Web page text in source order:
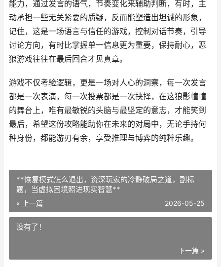
能力，通过发言的语气，节奏变化来辅助判断，有时，主
动承担一些无关紧要的质疑，反而能塑造出坦诚的形象，
记住，这是一场语言与信任的游戏，控制对话节奏，引导
讨论方向，有时比掌握单一信息更为重要，保持耐心，恶
狼游戏往往在最后回合才见真章。
游戏不仅考验逻辑，更是一场对人心的洞察，每一次发言
都是一次表演，每一次投票都是一次抉择，在这狼影幢幢
的舞台上，唯有最敏锐的头脑与最坚定的意志，才能笑到
最后，希望这份攻略能助你在未来的对局中，无论手持何
种身份，都能游刃有余，享受推理与博弈的纯粹乐趣。
**恢复模式怎么退出，资深玩家的冷静破局之道，副标
题，当虚拟困境照进现实智慧**
« 上一篇 2026-05-25
没有了！
下一篇 »